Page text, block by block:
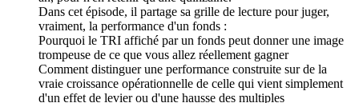
Dans cet épisode, il partage sa grille de lecture pour juger,
vraiment, la performance d'un fonds :
Pourquoi le TRI affiché par un fonds peut donner une image
trompeuse de ce que vous allez réellement gagner
Comment distinguer une performance construite sur de la
vraie croissance opérationnelle de celle qui vient simplement
d'un effet de levier ou d'une hausse des multiples